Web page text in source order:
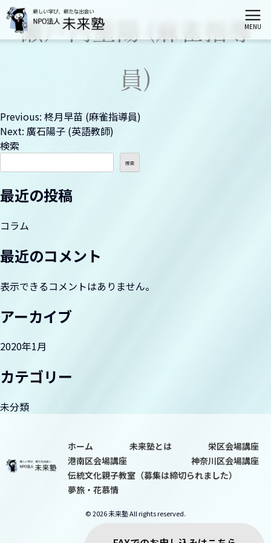
栄区会場講座
港南区会場講座
伝統文化親子教室（募集は締切られました）
夢旅・花慕情
MENU
瀬戸内重陽 (麻雀指導
員)
投
稿
ビ
ゲ
ー
シ
ン
Previous: 柊月早苗 (麻雀指導員)
Next: 廣石陽子 (英語教師)
検索
検索
最近の投稿
コラム
最近のコメント
表示できるコメントはありません。
アーカイブ
2020年1月
カテゴリー
未分類
ホーム 未来塾とは
栄区会場講座
港南区会場講座
神奈川区会場講座
伝統文化親子教室（募集は締切られました）
夢旅・花慕情
© 2026 未来塾 All rights reserved.